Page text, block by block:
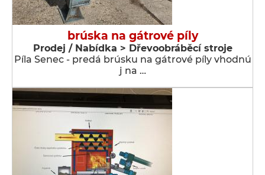
brúska na gátrové píly
Prodej / Nabídka > Dřevoobráběcí stroje
Píla Senec - predá brúsku na gátrové píly vhodnú
j na …